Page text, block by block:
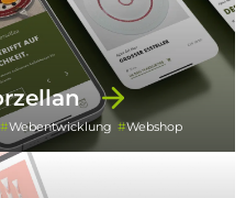
Webentwicklung Webshop